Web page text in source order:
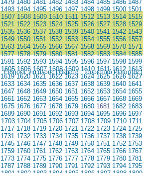
1479 1480 1481 1482 1483 1484 1485 1486 1487
1493 1494 1495 1496 1497 1498 1499 1500 1501
1507 1508 1509 1510 1511 1512 1513 1514 1515
1521 1522 1523 1524 1525 1526 1527 1528 1529
1535 1536 1537 1538 1539 1540 1541 1542 1543
1549 1550 1551 1552 1553 1554 1555 1556 1557
1563 1564 1565 1566 1567 1568 1569 1570 1571
1577 1578 1579 1580 1581 1582 1583 1584 1585
1591 1592 1593 1594 1595 1596 1597 1598 1599
1605 1606 1607 1608 1609 1610 1611 1612 1613
1619 1620 1621 1622 1623 1624 1625 1626 1627
1633 1634 1635 1636 1637 1638 1639 1640 1641
1647 1648 1649 1650 1651 1652 1653 1654 1655
1661 1662 1663 1664 1665 1666 1667 1668 1669
1675 1676 1677 1678 1679 1680 1681 1682 1683
1689 1690 1691 1692 1693 1694 1695 1696 1697
1703 1704 1705 1706 1707 1708 1709 1710 1711
1717 1718 1719 1720 1721 1722 1723 1724 1725
1731 1732 1733 1734 1735 1736 1737 1738 1739
1745 1746 1747 1748 1749 1750 1751 1752 1753
1759 1760 1761 1762 1763 1764 1765 1766 1767
1773 1774 1775 1776 1777 1778 1779 1780 1781
1787 1788 1789 1790 1791 1792 1793 1794 1795
Ειδήσεις για όλους|Θέματα|Τουριστικό Ρεπορτάζ|